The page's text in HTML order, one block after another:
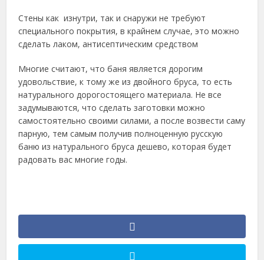
Стены как изнутри, так и снаружи не требуют
специального покрытия, в крайнем случае, это можно
сделать лаком, антисептическим средством
Многие считают, что баня является дорогим
удовольствие, к тому же из двойного бруса, то есть
натурального дорогостоящего материала. Не все
задумываются, что сделать заготовки можно
самостоятельно своими силами, а после возвести саму
парную, тем самым получив полноценную русскую
баню из натурального бруса дешево, которая будет
радовать вас многие годы.